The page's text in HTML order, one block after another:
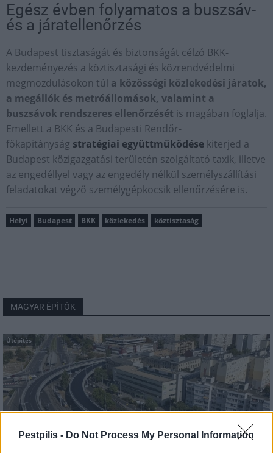
Pestpilis - Do Not Process My Personal Information
Egész évben folyamatos a buszsáv-
és a járatellenőrzés
A Budapest tisztaságát és biztonságát célzó BKK-
kezdeményezés a köztisztasági és közrendvédelmi
megmozdulásokon túl a közösségi közlekedési járatok,
a megállók és metróállomások, valamint a
buszsávok rendszeres ellenőrzését is magában foglalja.
Emellett a BKK és a Budapesti Rendőr-
főkapitányság stratégiai együttműködése kiterjed a
Budapest közigazgatási területén szolgáltató taxik, illetve
az engedéllyel vagy az engedély nélkül személyszállítási
feladatokat végző személygépkocsik ellenőrzésére is.
Helyi Budapest BKK közlekedés köztisztaság
MAGYAR ÉPÍTŐK
Útépítés